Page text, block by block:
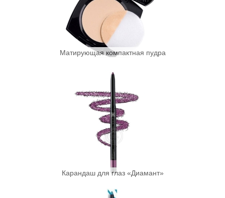
Матирующая компактная пудра
Карандаш для глаз «Диамант»